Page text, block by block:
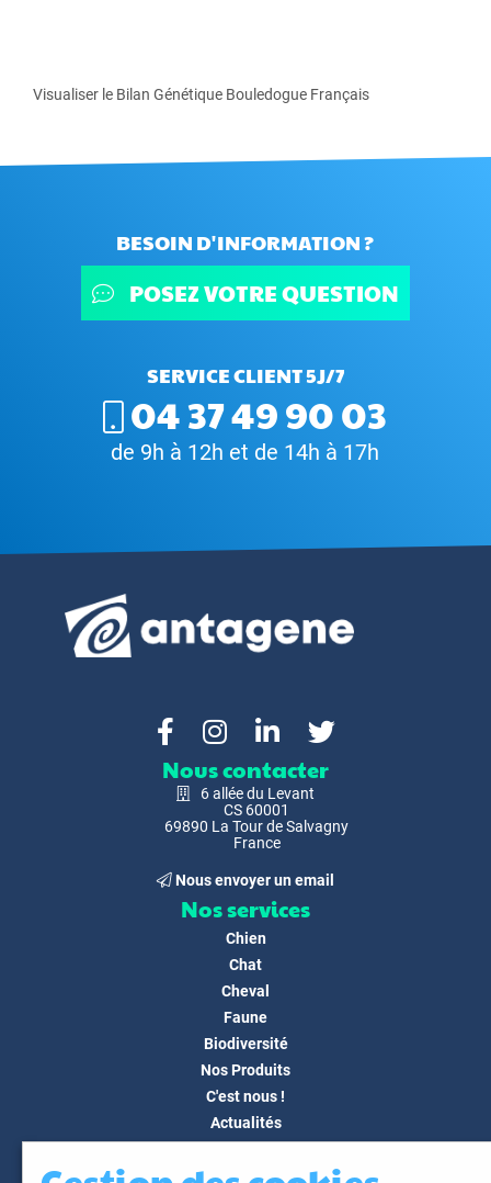
Visualiser le Bilan Génétique Bouledogue Français
BESOIN D'INFORMATION ?
POSEZ VOTRE QUESTION
SERVICE CLIENT 5J/7
04 37 49 90 03
de 9h à 12h et de 14h à 17h
Nous contacter
6 allée du Levant
CS 60001
69890 La Tour de Salvagny
France
Nous envoyer un email
Nos services
Chien
Chat
Cheval
Faune
Biodiversité
Nos Produits
C'est nous !
Actualités
FAQ